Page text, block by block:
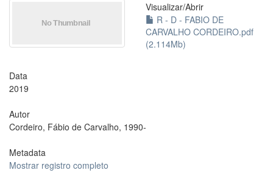
Visualizar/Abrir
R - D - FABIO DE
CARVALHO CORDEIRO.pdf
(2.114Mb)
Data
2019
Autor
Cordeiro, Fábio de Carvalho, 1990-
Metadata
Mostrar registro completo